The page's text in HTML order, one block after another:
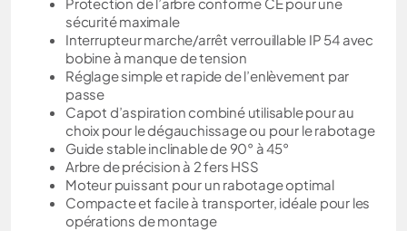
Protection de l’arbre conforme CE pour une
sécurité maximale
Interrupteur marche/arrêt verrouillable IP 54 avec
bobine à manque de tension
Réglage simple et rapide de l’enlèvement par
passe
Capot d’aspiration combiné utilisable pour au
choix pour le dégauchissage ou pour le rabotage
Guide stable inclinable de 90° à 45°
Arbre de précision à 2 fers HSS
Moteur puissant pour un rabotage optimal
Compacte et facile à transporter, idéale pour les
opérations de montage